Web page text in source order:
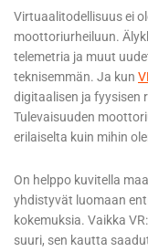
Virtuaalitodellisuus ei
moottoriurheiluun.
telemetria ja muut
teknisemmän. Ja kun
digitaalisen ja fyysisen
Tulevaisuuden
erilaiselta kuin mihin
On helppo kuvitella
yhdistyvät luomaan
kokemuksia. Vaikka
suuri, sen kautta